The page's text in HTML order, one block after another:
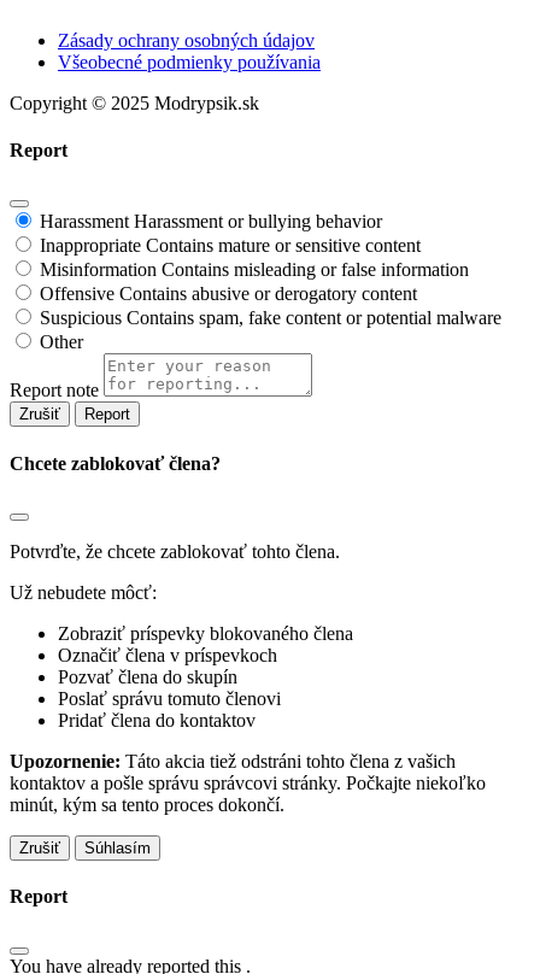
Zásady ochrany osobných údajov
Všeobecné podmienky používania
Copyright © 2025 Modrypsik.sk
Report
Harassment Harassment or bullying behavior
Inappropriate Contains mature or sensitive content
Misinformation Contains misleading or false information
Offensive Contains abusive or derogatory content
Suspicious Contains spam, fake content or potential malware
Other
Report note
Report
Chcete zablokovať člena?
Potvrďte, že chcete zablokovať tohto člena.
Už nebudete môcť:
Zobraziť príspevky blokovaného člena
Označiť člena v príspevkoch
Pozvať člena do skupín
Poslať správu tomuto členovi
Pridať člena do kontaktov
Upozornenie: Táto akcia tiež odstráni tohto člena z vašich
kontaktov a pošle správu správcovi stránky. Počkajte niekoľko
minút, kým sa tento proces dokončí.
Súhlasím
Report
You have already reported this .